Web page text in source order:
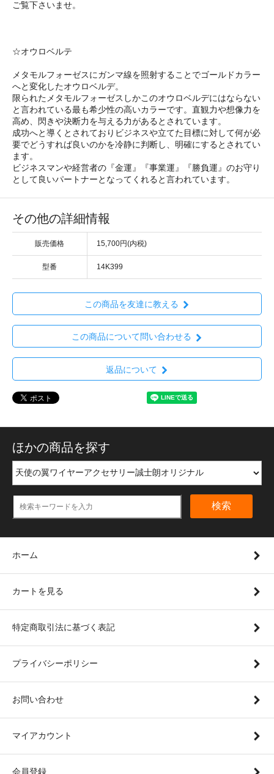
ご覧下さいませ。
☆オウロベルテ
メタモルフォーゼスにガンマ線を照射することでゴールドカラー
へと変化したオウロベルデ。
限られたメタモルフォーゼスしかこのオウロベルデにはならない
と言われている最も希少性の高いカラーです。直観力や想像力を
高め、閃きや決断力を与える力があるとされています。
成功へと導くとされておりビジネスや立てた目標に対して何が必
要でどうすれば良いのかを冷静に判断し、明確にするとされてい
ます。
ビジネスマンや経営者の『金運』『事業運』『勝負運』のお守り
として良いパートナーとなってくれると言われています。
その他の詳細情報
販売価格 15,700円(内税)
型番 14K399
この商品を友達に教える
この商品について問い合わせる
返品について
ほかの商品を探す
検索
ホーム
カートを見る
特定商取引法に基づく表記
プライバシーポリシー
お問い合わせ
マイアカウント
会員登録